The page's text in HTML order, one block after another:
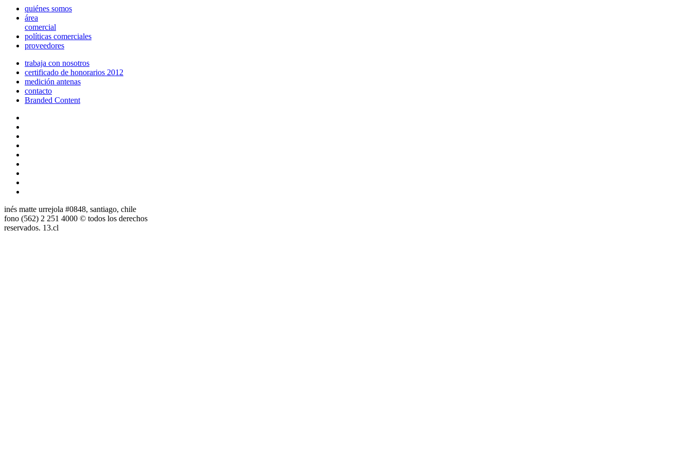
quiénes somos
área
comercial
políticas comerciales
proveedores
trabaja con nosotros
certificado de honorarios 2012
medición antenas
contacto
Branded Content
inés matte urrejola #0848, santiago, chile
fono (562) 2 251 4000 © todos los derechos
reservados. 13.cl